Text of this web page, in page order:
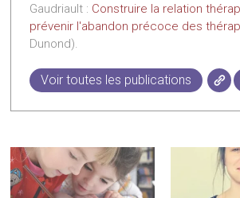
Gaudriault : Construire la relation
prévenir l'abandon précoce des
Dunond).
Voir toutes les publications